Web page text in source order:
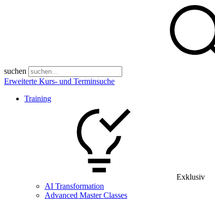
suchen
Erweiterte Kurs- und Terminsuche
Training
Exklusiv
AI Transformation
Advanced Master Classes